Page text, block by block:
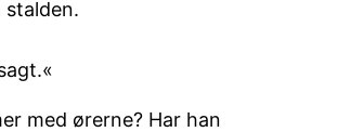
stalden.
med ørerne? Har han